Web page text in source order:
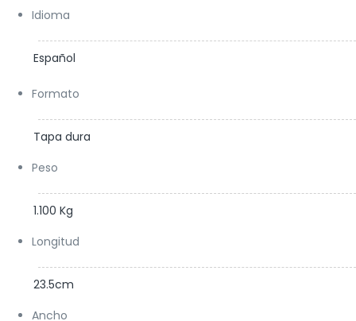
Idioma
Español
Formato
Tapa dura
Peso
1.100 Kg
Longitud
23.5cm
Ancho